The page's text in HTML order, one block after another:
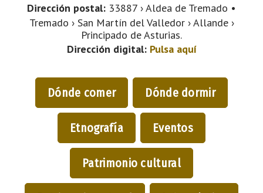
Dirección postal: 33887 › Aldea de Tremado •
Tremado › San Martín del Valledor › Allande ›
Principado de Asturias.
Dirección digital: Pulsa aquí
Dónde comer Dónde dormir
Etnografía Eventos
Patrimonio cultural